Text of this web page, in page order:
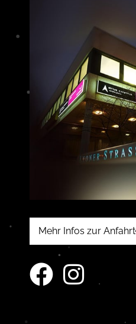
Mehr Infos zur Anfahrt